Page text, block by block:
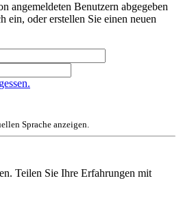
angemeldeten Benutzern abgegeben
ein, oder erstellen Sie einen neuen
Sprache anzeigen.
Teilen Sie Ihre Erfahrungen mit